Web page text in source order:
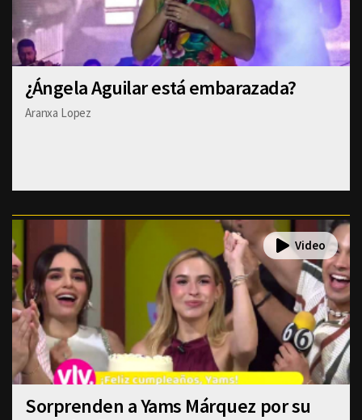
¿Ángela Aguilar está embarazada?
Aranxa Lopez
Sorprenden a Yams Márquez por su